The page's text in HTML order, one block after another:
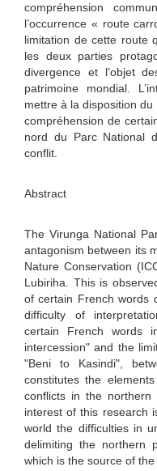
compréhension
l’occurrence « route
limitation de cette route
les deux parties
divergence et l’objet
patrimoine mondial.
mettre à la disposition
compréhension de
nord du Parc National
conflit.
Abstract
The Virunga National
antagonism between its
Nature Conservation
Lubiriha. This is
of certain French words
difficulty of
certain French words
intercession" and the
"Beni to Kasindi",
constitutes the
conflicts in the
interest of this research
world the difficulties in
delimiting the northern
which is the source of the